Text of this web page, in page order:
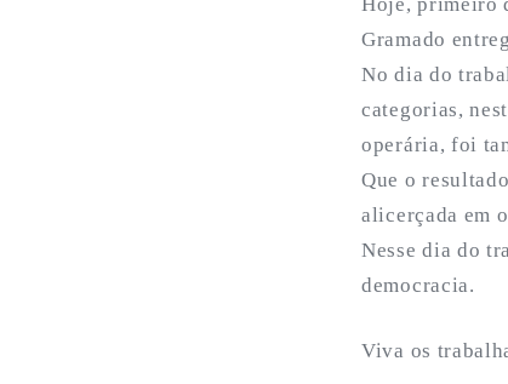
Gramado
No dia do
categorias,
operária, foi
Que o
alicerçada em
Nesse dia do
democracia.
Viva os